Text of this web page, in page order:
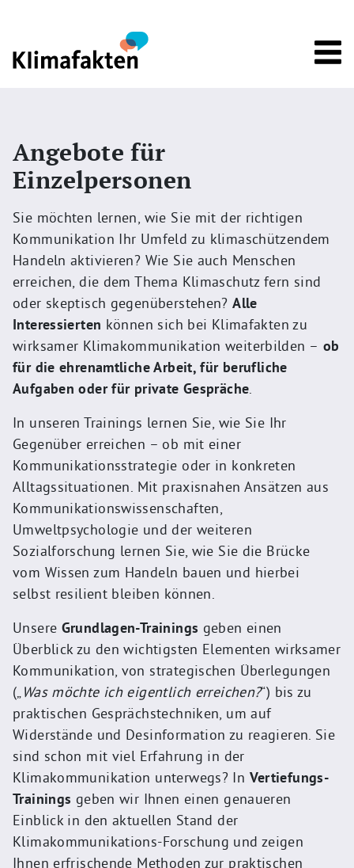
Angebote für
Einzelpersonen
Sie möchten lernen, wie Sie mit der richtigen
Kommunikation Ihr Umfeld zu klimaschützendem
Handeln aktivieren? Wie Sie auch Menschen
erreichen, die dem Thema Klimaschutz fern sind
oder skeptisch gegenüberstehen?Alle
Interessierten können sich bei Klimafakten zu
wirksamer Klimakommunikation weiterbilden – ob
für die ehrenamtliche Arbeit, für berufliche
Aufgaben oder für private Gespräche.
In unseren Trainings lernen Sie, wie Sie Ihr
Gegenüber erreichen – ob mit einer
Kommunikationsstrategie oder in konkreten
Alltagssituationen. Mit praxisnahen Ansätzen aus
Kommunikationswissenschaften,
Umweltpsychologie und der weiteren
Sozialforschung lernen Sie, wie Sie die Brücke
vom Wissen zum Handeln bauen und hierbei
selbst resilient bleiben können.
Unsere Grundlagen-Trainings geben einen
Überblick zu den wichtigsten Elementen wirksamer
Kommunikation, von strategischen Überlegungen
(„Was möchte ich eigentlich erreichen?“) bis zu
praktischen Gesprächstechniken, um auf
Widerstände und Desinformation zu reagieren. Sie
sind schon mit viel Erfahrung in der
Klimakommunikation unterwegs? In Vertiefungs-
Trainings geben wir Ihnen einen genaueren
Einblick in den aktuellen Stand der
Klimakommunikations-Forschung und zeigen
Ihnen erfrischende Methoden zur praktischen